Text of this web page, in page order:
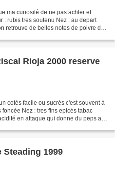
ma curiosité de ne pas achter et
: rubis tres soutenu Nez : au depart
retrouve de belles notes de poivre de
Rioja 2000 reserve
cotés facile ou sucrés c'est souvent à
Nez : tres fins epicés tabac
en attaque qui donne du peps au
Steading 1999